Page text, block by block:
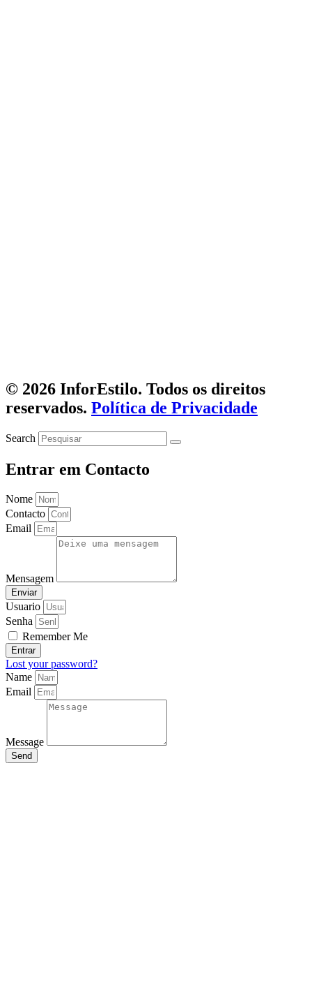
© 2026 InforEstilo. Todos os direitos
reservados. Política de Privacidade
Search
Entrar em Contacto
Nome
Contacto
Email
Mensagem
Enviar
Usuario
Senha
Remember Me
Entrar
Lost your password?
Name
Email
Message
Send